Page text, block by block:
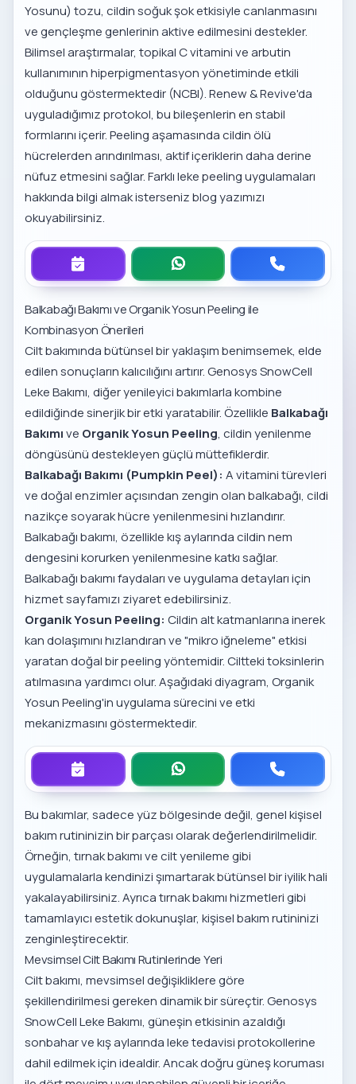
Yosunu) tozu, cildin soğuk şok etkisiyle canlanmasını
ve gençleşme genlerinin aktive edilmesini destekler.
Bilimsel araştırmalar, topikal C vitamini ve arbutin
kullanımının hiperpigmentasyon yönetiminde etkili
olduğunu göstermektedir (NCBI). Renew & Revive'da
uyguladığımız protokol, bu bileşenlerin en stabil
formlarını içerir. Peeling aşamasında cildin ölü
hücrelerden arındırılması, aktif içeriklerin daha derine
nüfuz etmesini sağlar. Farklıleke peeling uygulamaları
hakkında bilgi almak isterseniz blog yazımızı
okuyabilirsiniz.
Balkabağı Bakımı ve Organik Yosun Peeling ile
Kombinasyon Önerileri
Cilt bakımında bütünsel bir yaklaşım benimsemek, elde
edilen sonuçların kalıcılığını artırır. Genosys SnowCell
Leke Bakımı, diğer yenileyici bakımlarla kombine
edildiğinde sinerjik bir etki yaratabilir. Özellikle Balkabağı
Bakımıve Organik Yosun Peeling, cildin yenilenme
döngüsünü destekleyen güçlü müttefiklerdir.
Balkabağı Bakımı (Pumpkin Peel): A vitamini türevleri
ve doğal enzimler açısından zengin olan balkabağı, cildi
nazikçe soyarak hücre yenilenmesini hızlandırır.
Balkabağı bakımı, özellikle kış aylarında cildin nem
dengesini korurken yenilenmesine katkı sağlar.
Balkabağı bakımı faydalarıve uygulama detayları için
hizmet sayfamızı ziyaret edebilirsiniz.
Organik Yosun Peeling: Cildin alt katmanlarına inerek
kan dolaşımını hızlandıran ve "mikro iğneleme" etkisi
yaratan doğal bir peeling yöntemidir. Ciltteki toksinlerin
atılmasına yardımcı olur. Aşağıdaki diyagram, Organik
Yosun Peeling'in uygulama sürecini ve etki
mekanizmasını göstermektedir.
Bu bakımlar, sadece yüz bölgesinde değil, genel kişisel
bakım rutininizin bir parçası olarak değerlendirilmelidir.
Örneğin,tırnak bakımı ve cilt yenilemegibi
uygulamalarla kendinizi şımartarak bütünsel bir iyilik hali
yakalayabilirsiniz. Ayrıcatırnak bakımı hizmetlerigibi
tamamlayıcı estetik dokunuşlar, kişisel bakım rutininizi
zenginleştirecektir.
Mevsimsel Cilt Bakımı Rutinlerinde Yeri
Cilt bakımı, mevsimsel değişikliklere göre
şekillendirilmesi gereken dinamik bir süreçtir. Genosys
SnowCell Leke Bakımı, güneşin etkisinin azaldığı
sonbahar ve kış aylarında leke tedavisi protokollerine
dahil edilmek için idealdir. Ancak doğru güneş koruması